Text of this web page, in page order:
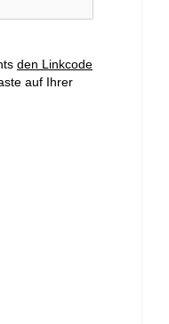
den Linkcode
auf Ihrer